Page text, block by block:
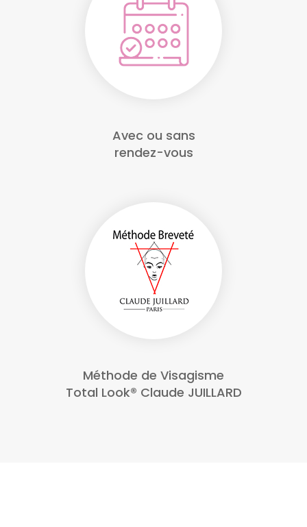
Avec ou sans
rendez-vous
Méthode de Visagisme
Total Look® Claude JUILLARD